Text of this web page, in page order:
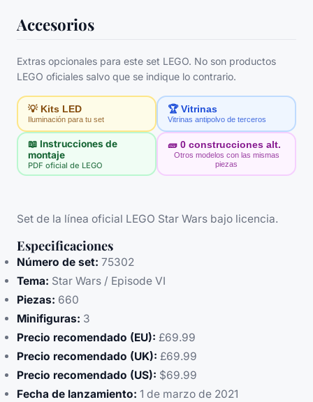
Accesorios
Extras opcionales para este set LEGO. No son productos
LEGO oficiales salvo que se indique lo contrario.
💡 Kits LED
Iluminación para tu set
🏆 Vitrinas
Vitrinas antipolvo de terceros
📖 Instrucciones de
montaje
PDF oficial de LEGO
🧱 0 construcciones alt.
Otros modelos con las mismas
piezas
Set de la línea oficial LEGO Star Wars bajo licencia.
Especificaciones
Número de set: 75302
Tema: Star Wars / Episode VI
Piezas: 660
Minifiguras: 3
Precio recomendado (EU): £69.99
Precio recomendado (UK): £69.99
Precio recomendado (US): $69.99
Fecha de lanzamiento: 1 de marzo de 2021